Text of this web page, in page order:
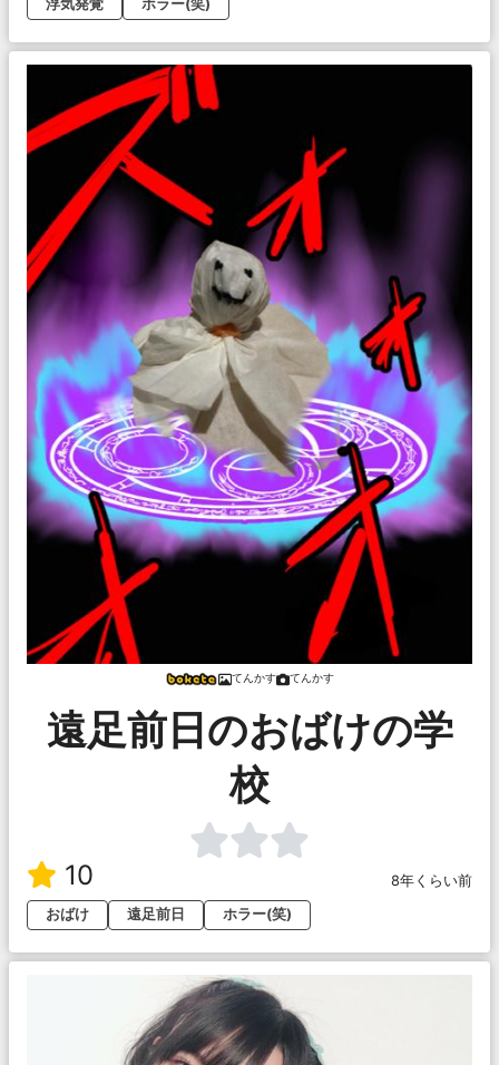
浮気発覚
ホラー(笑)
てんかす てんかす
遠足前日のおばけの学
校
10
8年くらい前
おばけ
遠足前日 ホラー(笑)